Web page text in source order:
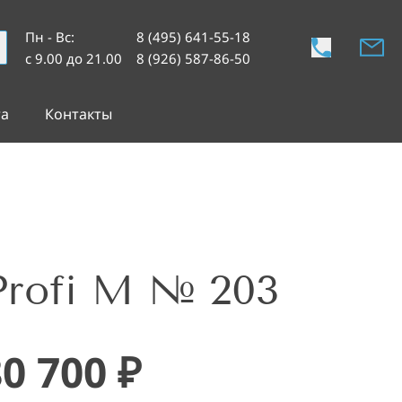
Пн - Вс:
с 9.00 до 21.00
8 (495) 641-55-18
8 (926) 587-86-50
Контакты
M № 203
700 ₽